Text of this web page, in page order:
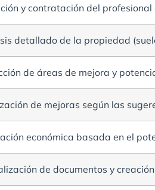
y contratación del profesional
detallado de la propiedad
de áreas de mejora y
de mejoras según las
económica basada en el
de documentos y